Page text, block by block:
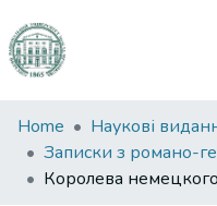
Communities
&
Collections
Home